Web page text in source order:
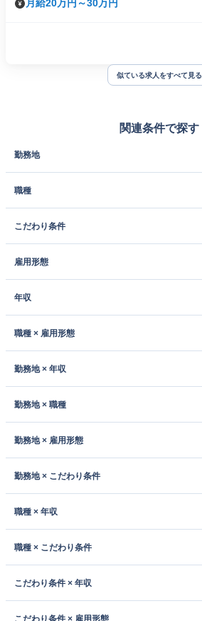
月給20万円～30万円
似ている求人をすべて見る
関連条件で探す
勤務地
職種
こだわり条件
雇用形態
年収
職種 × 雇用形態
勤務地 × 年収
勤務地 × 職種
勤務地 × 雇用形態
勤務地 × こだわり条件
職種 × 年収
職種 × こだわり条件
こだわり条件 × 年収
こだわり条件 × 雇用形態